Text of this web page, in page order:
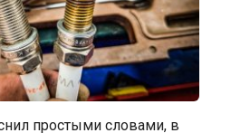
простыми словами, в